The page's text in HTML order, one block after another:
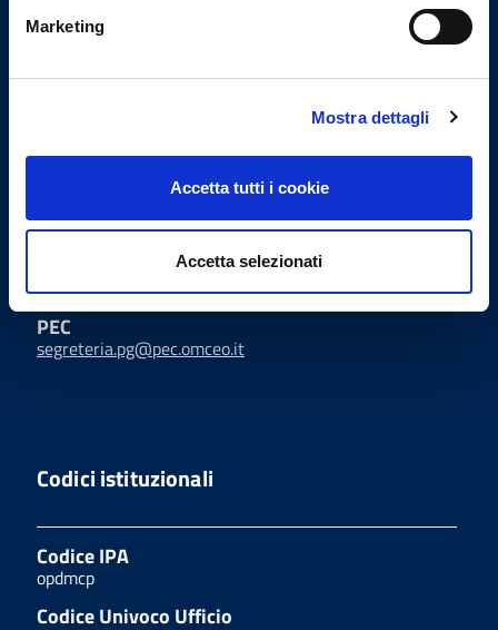
Marketing
Mostra dettagli
Accetta tutti i cookie
Accetta selezionati
delle PA pubblicate da AGID in
TRASFORMAZIONE DIGITALE.
Indirizzi email
uffici@ordinemediciperugia.it
PEC
segreteria.pg@pec.omceo.it
Codici istituzionali
Codice IPA
opdmcp
Codice Univoco Ufficio